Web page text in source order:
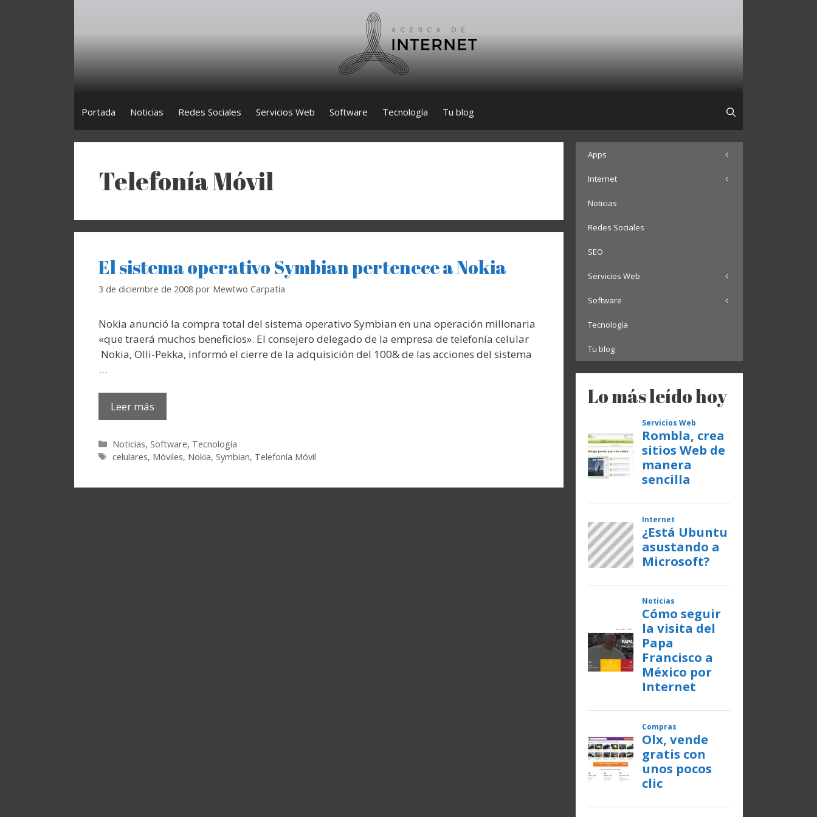
Portada Noticias Redes Sociales Servicios Web Software Tecnología Tu blog
Telefonía Móvil
El sistema operativo Symbian pertenece a Nokia
3 de diciembre de 2008 por Mewtwo Carpatia
Nokia anunció la compra total del sistema operativo Symbian en una operación millonaria
«que traerá muchos beneficios». El consejero delegado de la empresa de telefonía celular
Nokia, Olli-Pekka, informó el cierre de la adquisición del 100& de las acciones del sistema
…
Leer más
Categorías
Noticias,Software, Tecnología
Etiquetas
celulares, Móviles, Nokia,Symbian, Telefonía Móvil
Apps
Internet
Noticias
Redes Sociales
SEO
Servicios Web
Software
Tecnología
Tu blog
Lo más leído hoy